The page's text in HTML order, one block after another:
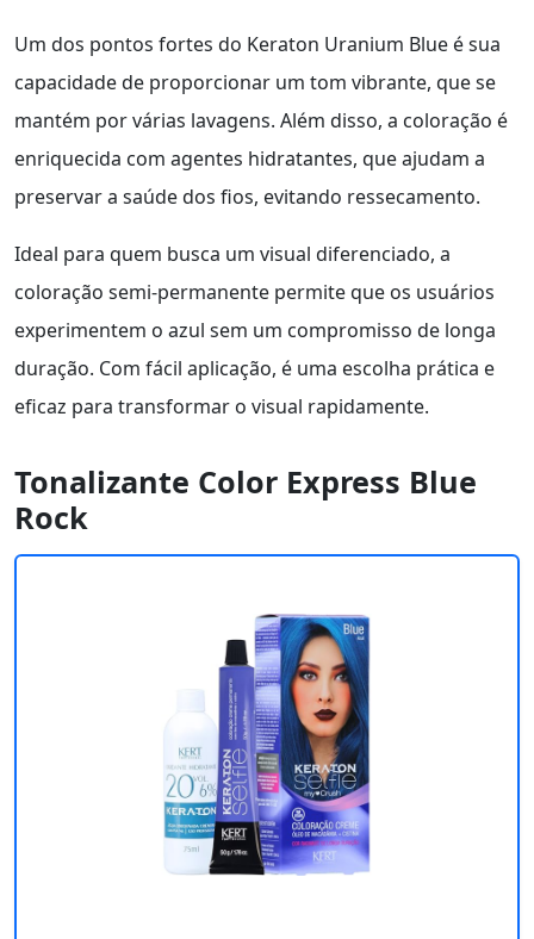
Um dos pontos fortes do Keraton Uranium Blue é sua
capacidade de proporcionar um tom vibrante, que se
mantém por várias lavagens. Além disso, a coloração é
enriquecida com agentes hidratantes, que ajudam a
preservar a saúde dos fios, evitando ressecamento.
Ideal para quem busca um visual diferenciado, a
coloração semi-permanente permite que os usuários
experimentem o azul sem um compromisso de longa
duração. Com fácil aplicação, é uma escolha prática e
eficaz para transformar o visual rapidamente.
Tonalizante Color Express Blue
Rock